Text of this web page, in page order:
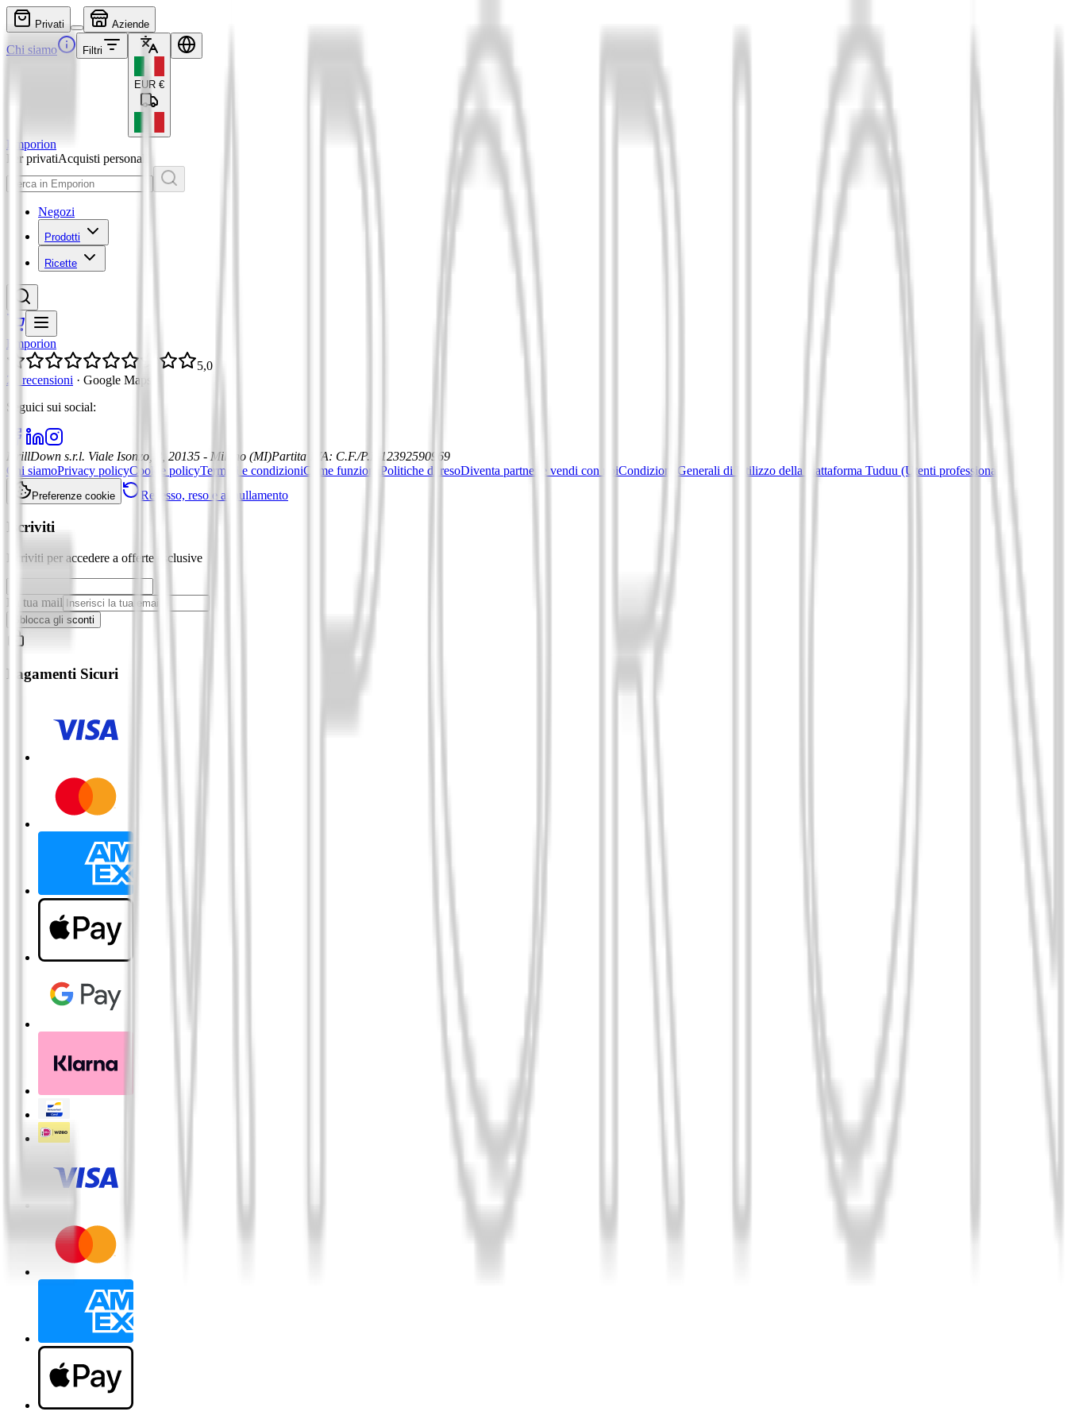
Privati Aziende
Chi siamo Filtri
EUR €
Emporion
Per privatiAcquisti personali
Negozi
Prodotti
Ricette
Emporion
5,0
21 recensioni · Google Maps
Seguici sui social:
DrillDown s.r.l. Viale Isonzo, 8, 20135 - Milano (MI)Partita IVA: C.F./P.I. 12392590969
Chi siamoPrivacy policyCookie policyTermini e condizioniCome funziona Politiche di resoDiventa partner e vendi con noiCondizioni Generali di Utilizzo della piattaforma Tuduu (Utenti professionali)
Preferenze cookie Recesso, reso e annullamento
Iscriviti
Iscriviti per accedere a offerte esclusive
La tua mail
Sblocca gli sconti
Pagamenti Sicuri